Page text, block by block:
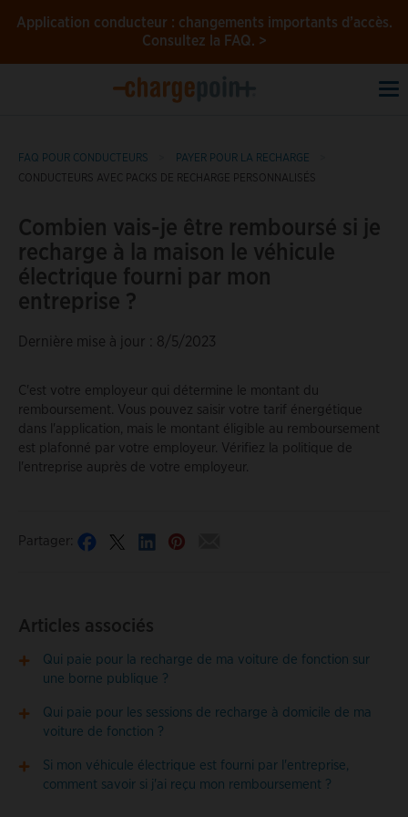
Application conducteur : changements importants d’accès.
Consultez la FAQ. >
FAQ POUR CONDUCTEURS
PAYER POUR LA RECHARGE
CONDUCTEURS AVEC PACKS DE RECHARGE PERSONNALISÉS
Combien vais-je être remboursé si je
recharge à la maison le véhicule
électrique fourni par mon
entreprise ?
Dernière mise à jour : 8/5/2023
C'est votre employeur qui détermine le montant du
remboursement. Vous pouvez saisir votre tarif énergétique
dans l'application, mais le montant éligible au remboursement
est plafonné par votre employeur. Vérifiez la politique de
l'entreprise auprès de votre employeur.
Partager:
Articles associés
Qui paie pour la recharge de ma voiture de fonction sur
une borne publique ?
Qui paie pour les sessions de recharge à domicile de ma
voiture de fonction ?
Si mon véhicule électrique est fourni par l'entreprise,
comment savoir si j'ai reçu mon remboursement ?